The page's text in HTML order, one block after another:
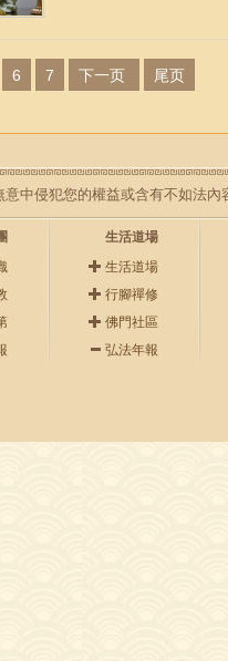
6 7 下一页 尾页
中侵犯您的權益或含有不如法內
生活道場
生活道場
行腳禪修
佛門社區
弘法年報